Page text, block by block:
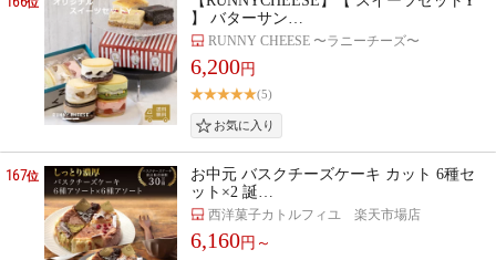
】 バターサン…
RUNNY CHEESE 〜ラニーチーズ〜
6,200円
(5)
167位
お中元 バスクチーズケーキ カット 6種セ
ット×2 誕…
西洋菓子カトルフィユ 楽天市場店
6,160円～